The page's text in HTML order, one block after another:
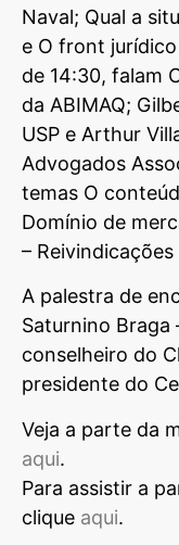
Naval; Qual a
e O front
de 14:30, falam
da ABIMAQ;
USP e Arthur
Advogados
temas O
Domínio de
– Reivindicações
A palestra de
Saturnino Braga
conselheiro do
presidente do
Veja a parte da
aqui.
Para assistir a
clique aqui.